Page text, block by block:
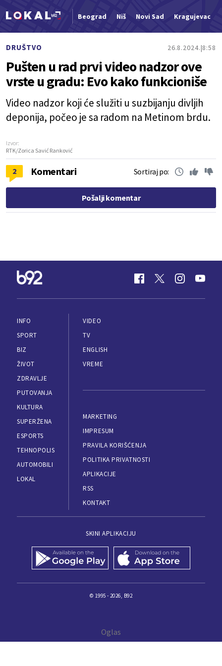
Beograd Niš Novi Sad Kragujevac
DRUŠTVO 26.8.2024. 8:58
Pušten u rad prvi video nadzor ove
vrste u gradu: Evo kako funkcioniše
Video nadzor koji će služiti u suzbijanju divljih
deponija, počeo je sa radom na Metinom brdu.
Izvor:
RTK/Zorica Savić Ranković
2 Komentari Sortiraj po:
Pošalji komentar
INFO
SPORT
BIZ
ŽIVOT
ZDRAVLJE
PUTOVANJA
KULTURA
SUPERŽENA
ESPORTS
TEHNOPOLIS
AUTOMOBILI
LOKAL
VIDEO
TV
ENGLISH
VREME
MARKETING
IMPRESUM
PRAVILA KORIŠĆENJA
POLITIKA PRIVATNOSTI
APLIKACIJE
RSS
KONTAKT
SKINI APLIKACIJU
© 1995 - 2026, B92